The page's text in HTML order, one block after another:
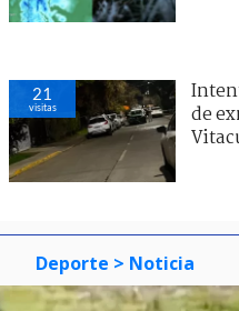
21
visitas
de
Deporte > Noticia